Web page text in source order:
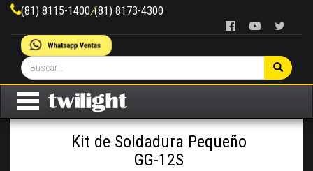
(81) 8115-1400/(81) 8173-4300
Kit de Soldadura Pequeño
GG-12S